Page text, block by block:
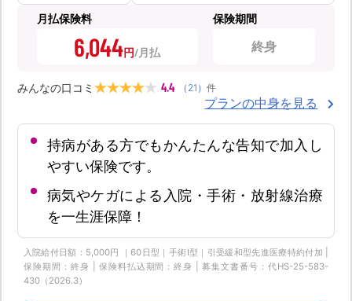
月払保険料
6,044円
保険期間
終身
みんなの口コミ 4.4 （ 21 ） 件
プランの中身を見る
持病がある方でもかんたんな告知で加入し
やすい保険です。
病気やケガによる入院・手術・放射線治療
を一生涯保障！
入院給付日額：5,000円 ｜60日型｜手術Ⅰ型｜引受緩和型先進医療特約付加 |
保険期間：終身 | 保険料払込期間：終身 | 募集文書番号：代HS-25-583-
430（2026.3）